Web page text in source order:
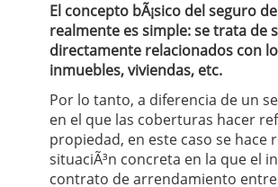
El concepto bÃ¡sico del seguro
realmente es simple: se trata de
directamente relacionados con
inmuebles, viviendas, etc.
Por lo tanto, a diferencia de un
en el que las coberturas hacer
propiedad, en este caso se hace
situaciÃ³n concreta en la que el
contrato de arrendamiento